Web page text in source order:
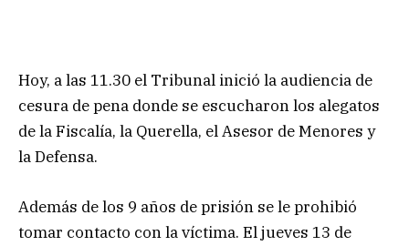
Hoy, a las 11.30 el Tribunal inició la audiencia de
cesura de pena donde se escucharon los alegatos
de la Fiscalía, la Querella, el Asesor de Menores y
la Defensa.
Además de los 9 años de prisión se le prohibió
tomar contacto con la víctima. El jueves 13 de